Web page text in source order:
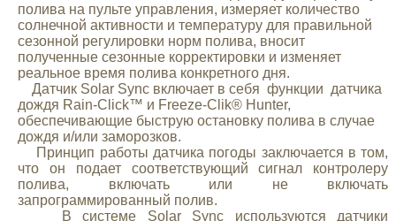
полива на пульте управления, измеряет количество
солнечной активности и температуру для правильной
сезонной регулировки норм полива, вносит
полученные сезонные корректировки и изменяет
реальное время полива конкретного дня.
Датчик Solar Sync включает в себя функции датчика
дождя Rain-Click™ и Freeze-Clik® Hunter,
обеспечивающие быструю остановку полива в случае
дождя и/или заморозков.
Принцип работы датчика погоды заключается в том,
что он подает соответствующий сигнал контролеру
полива, включать или не включать
запрограммированный полив.
В системе Solar Sync используются датчики